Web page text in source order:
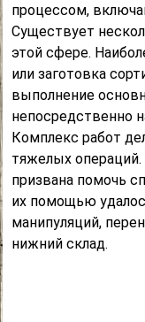
процессом,
Существует
этой сфере.
или заготовка
выполнение
непосредственно
Комплекс работ
тяжелых операций.
призвана помочь
их помощью
манипуляций,
нижний склад.